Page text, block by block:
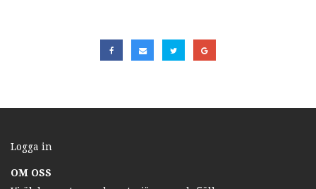
Logga in
OM OSS